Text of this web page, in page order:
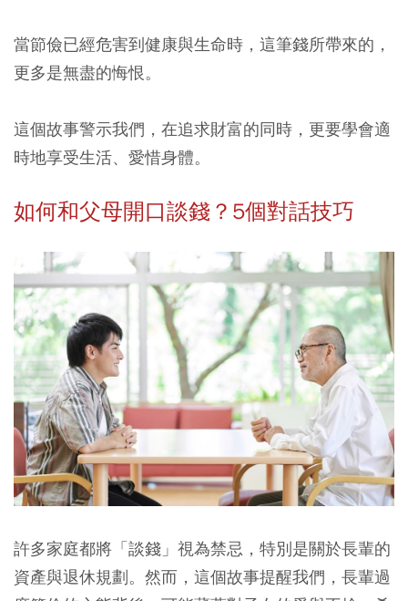
當節儉已經危害到健康與生命時，這筆錢所帶來的，
更多是無盡的悔恨。
這個故事警示我們，在追求財富的同時，更要學會適
時地享受生活、愛惜身體。
如何和父母開口談錢？5個對話技巧
許多家庭都將「談錢」視為禁忌，特別是關於長輩的
資產與退休規劃。然而，這個故事提醒我們， 長輩過